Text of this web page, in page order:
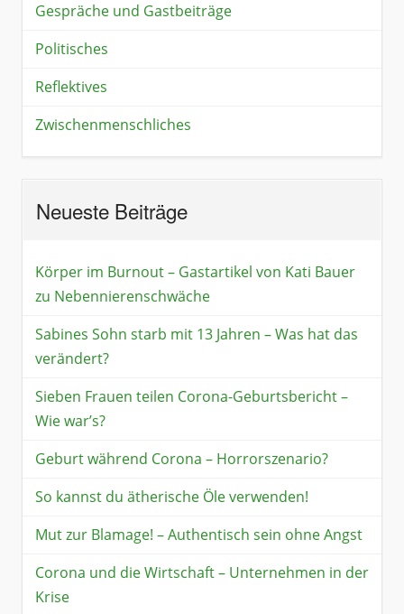
Gespräche und Gastbeiträge
Politisches
Reflektives
Zwischenmenschliches
Neueste Beiträge
Körper im Burnout – Gastartikel von Kati Bauer
zu Nebennierenschwäche
Sabines Sohn starb mit 13 Jahren – Was hat das
verändert?
Sieben Frauen teilen Corona-Geburtsbericht –
Wie war’s?
Geburt während Corona – Horrorszenario?
So kannst du ätherische Öle verwenden!
Mut zur Blamage! – Authentisch sein ohne Angst
Corona und die Wirtschaft – Unternehmen in der
Krise